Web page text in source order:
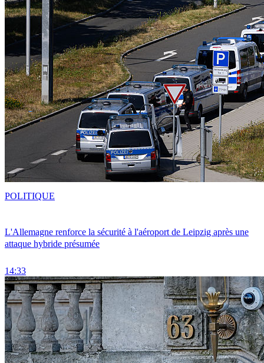
L'Allemagne renforce la sécurité à l'aéroport de Leipzig après une
attaque hybride présumée
14:33
POLITIQUE